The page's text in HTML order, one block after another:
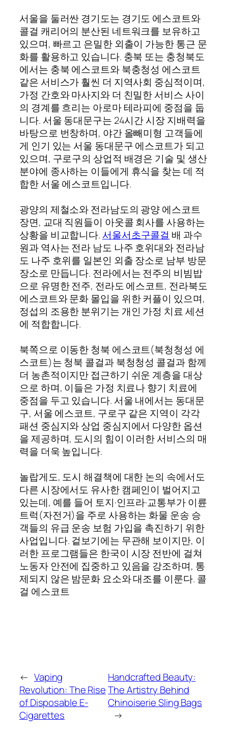
서울을 둘러싼 경기도는 경기도 에스코트와
콜걸 캐리어의 분산된 네트워크를 보유하고
있으며, 빠르고 은밀한 외출이 가능한 통근 문
화를 활용하고 있습니다. 충북 또는 충청북도
에서는 충북 에스코트와 북충청성 에스코트
같은 서비스가 훨씬 더 지역사회 중심적이며,
가정 간호와 마사지와 더 친밀한 서비스 사이
의 경계를 흐리는 아로마 테라피에 중점을 둡
니다. 서울 동대문구는 24시간 시장 지배력을
바탕으로 번창하며, 야간 올빼미형 고객들에
게 인기 있는 서울 동대문구 에스코트가 되고
있으며, 구로구의 상업적 배경은 기술 및 생산
분야에 종사하는 이들에게 휴식을 찾는 데 적
합한 서울 에스코트입니다.
광양의 제철소와 전라남도의 광양 에스코트
장면, 교대 직원들이 아웃콜 회사를 사용하는
상황을 비교합니다. 서울서초구콜걸 배 과수
원과 역사는 전라 남도 나주 호위대와 전라남
도 나주 호위를 일본인 외출 장소로 남부 방문
장소로 만듭니다. 전라에서는 전주의 비빔밥
으로 유명한 전주, 전라도 에스코트, 전라북도
에스코트와 문화 몰입을 위한 커플이 있으며,
정섭의 조용한 분위기는 개인 가정 치료 세션
에 적합합니다.
북쪽으로 이동한 청북 에스코트(북청청성 에
스코트)는 청북 콜걸과 북청청성 콜걸과 함께
더 농촌적이지만 접근하기 쉬운 계층을 대상
으로 하며, 이들은 가정 치료나 향기 치료에
중점을 두고 있습니다. 서울 내에서는 동대문
구, 서울 에스코트, 구로구 같은 지역이 각각
패션 중심지와 상업 중심지에서 다양한 옵션
을 제공하며, 도시의 힘이 이러한 서비스의 매
력을 더욱 높입니다.
놀랍게도, 도시 해결책에 대한 논의 속에서도
다른 시장에서도 유사한 캠페인이 벌어지고
있는데, 예를 들어 토지·인프라·교통부가 이륜
트럭(자전거)을 주로 사용하는 화물 운송 승
객들의 유급 운송 보험 가입을 촉진하기 위한
사업입니다. 겉보기에는 무관해 보이지만, 이
러한 프로그램들은 한국이 시장 전반에 걸쳐
노동자 안전에 집중하고 있음을 강조하며, 통
제되지 않은 밤문화 요소와 대조를 이룬다. 콜
걸 에스코트
← Vaping
Revolution: The Rise
of Disposable E-
Cigarettes
Handcrafted Beauty:
The Artistry Behind
Chinoiserie Sling Bags
→